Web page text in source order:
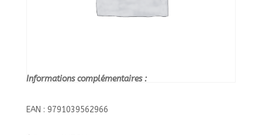
Informations complémentaires :
EAN : 9791039562966